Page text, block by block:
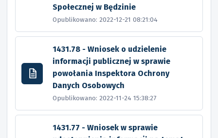
Społecznej w Będzinie
Opublikowano: 2022-12-21 08:21:04
1431.78 - Wniosek o udzielenie
informacji publicznej w sprawie
powołania Inspektora Ochrony
Danych Osobowych
Opublikowano: 2022-11-24 15:38:27
1431.77 - Wniosek w sprawie